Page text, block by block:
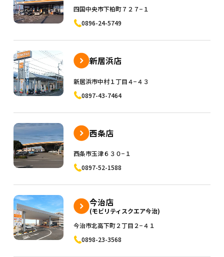
四国中央市下柏町７２７−１
0896-24-5749
新居浜店
新居浜市中村１丁目４−４３
0897-43-7464
西条店
西条市玉津６３０−１
0897-52-1588
今治店
(モビリティスクエア今治)
今治市北高下町２丁目２−４１
0898-23-3568